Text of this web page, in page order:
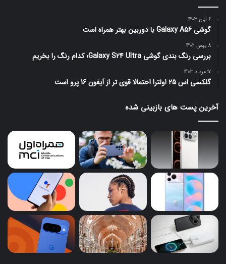
6 آبان 1403
گوشی Galaxy A56 با دوربین بهتر همراه است
8 بهمن 1402
بررسی رنگ بندی گوشی Galaxy S24 Ultra؛ کدام رنگ را بخریم
17 مرداد 1403
گلکسی اس 25 اولترا احتمالا قوی تر از آیفون 16 پرو است
آخرین پست های بازبینی شده